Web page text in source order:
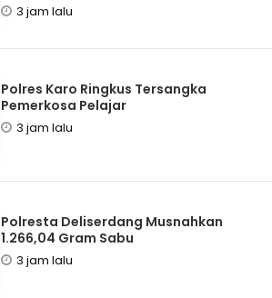
3 jam lalu
Polres Karo Ringkus Tersangka
Pemerkosa Pelajar
3 jam lalu
Polresta Deliserdang Musnahkan
1.266,04 Gram Sabu
3 jam lalu